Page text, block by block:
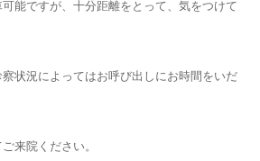
能ですが、十分距離をとって、気をつけて
察状況によってはお呼び出しにお時間をいだ
来院ください。